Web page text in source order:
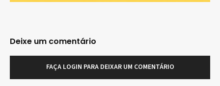
Deixe um comentário
FAÇA LOGIN PARA DEIXAR UM COMENTÁRIO